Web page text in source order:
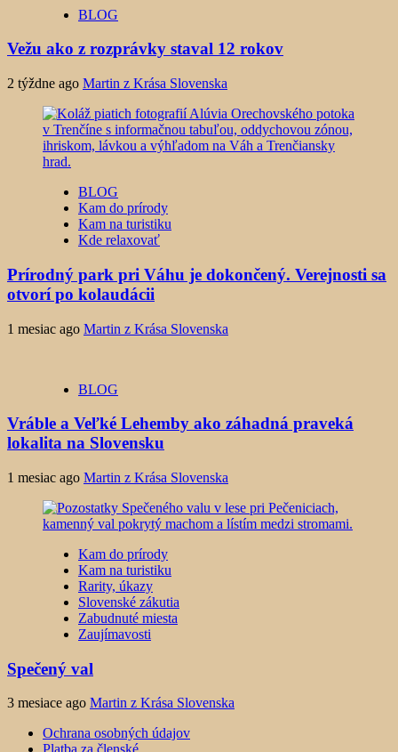
BLOG
Vežu ako z rozprávky staval 12 rokov
2 týždne ago Martin z Krása Slovenska
BLOG
Kam do prírody
Kam na turistiku
Kde relaxovať
Prírodný park pri Váhu je dokončený. Verejnosti sa
otvorí po kolaudácii
1 mesiac ago Martin z Krása Slovenska
BLOG
Vráble a Veľké Lehemby ako záhadná praveká
lokalita na Slovensku
1 mesiac ago Martin z Krása Slovenska
Kam do prírody
Kam na turistiku
Rarity, úkazy
Slovenské zákutia
Zabudnuté miesta
Zaujímavosti
Spečený val
3 mesiace ago Martin z Krása Slovenska
Ochrana osobných údajov